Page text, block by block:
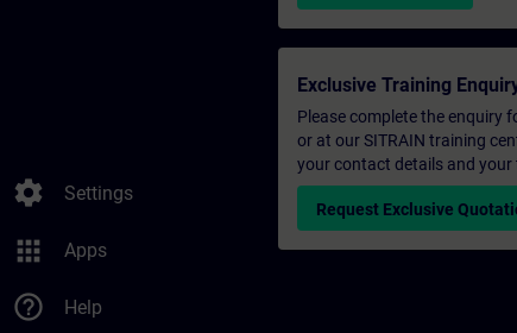
settings Settings
apps Apps
help_outline Help
Exclusive Training
Please complete the enquiry
or at our SITRAIN training
your contact details and
Request Exclusive